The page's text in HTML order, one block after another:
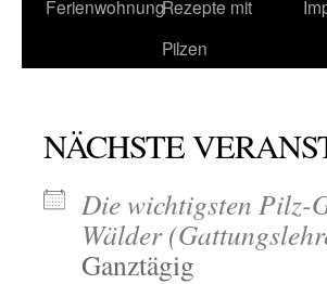
FerienwohnungRezepte mit
Pilzen
NÄCHSTE
Die wichtigsten Pilz-
Wälder
Ganztägig